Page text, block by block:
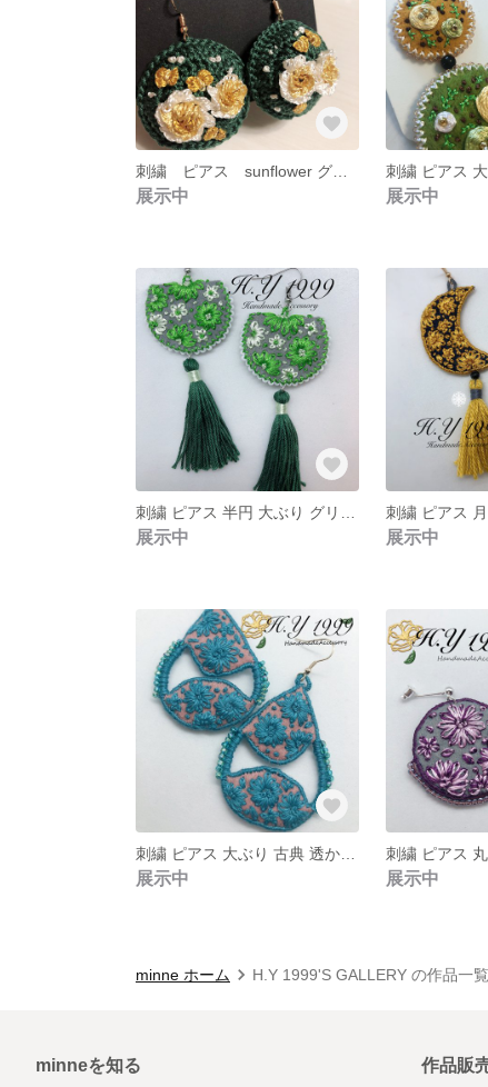
展示中 展示中
展示中 展示中
展示中 展示中
minne ホーム H.Y 1999'S GALLERY の作品一覧
minneを知る 作品販